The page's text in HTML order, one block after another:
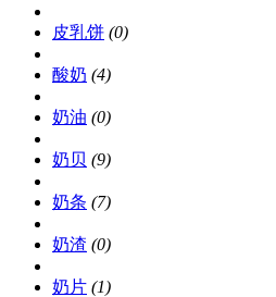
皮乳饼 (0)
酸奶 (4)
奶油 (0)
奶贝 (9)
奶条 (7)
奶渣 (0)
奶片 (1)